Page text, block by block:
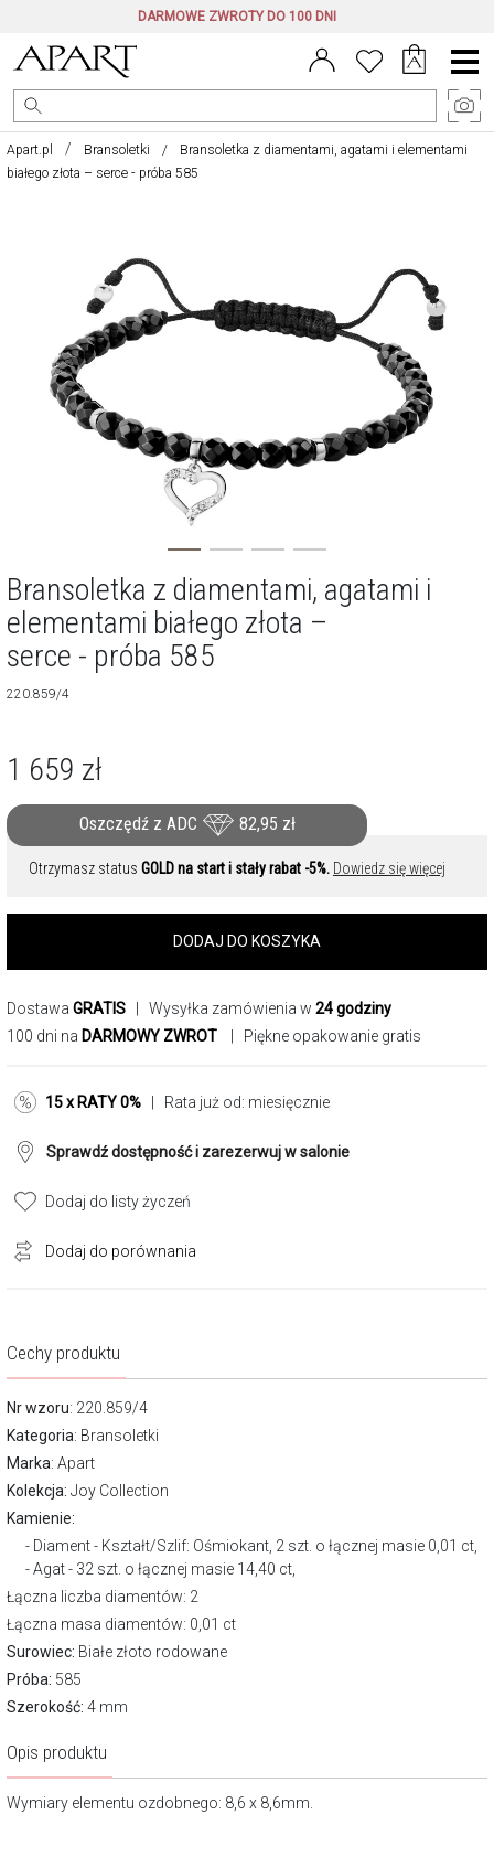
DARMOWE ZWROTY DO 100 DNI
Menu
główne
Apart.pl Bransoletki
Bransoletka z diamentami, agatami i elementami
białego złota – serce - próba 585
Bransoletka z diamentami, agatami i
elementami białego złota –
serce - próba 585
220.859/4
1 659 zł
Oszczędź z ADC 82,95 zł
Otrzymasz status GOLD na start i stały rabat -5%. Dowiedz się więcej
DODAJ DO KOSZYKA
Dostawa GRATIS | Wysyłka zamówienia w 24 godziny
100 dni na DARMOWY ZWROT | Piękne opakowanie gratis
15 x RATY 0% | Rata już od: miesięcznie
Sprawdź dostępność i zarezerwuj w salonie
Dodaj do listy życzeń
Dodaj do porównania
Cechy produktu
Nr wzoru: 220.859/4
Kategoria: Bransoletki
Marka: Apart
Kolekcja: Joy Collection
Kamienie:
Diament - Kształt/Szlif: Ośmiokant, 2 szt. o łącznej masie 0,01 ct,
Agat - 32 szt. o łącznej masie 14,40 ct,
Łączna liczba diamentów: 2
Łączna masa diamentów: 0,01 ct
Surowiec: Białe złoto rodowane
Próba: 585
Szerokość: 4 mm
Opis produktu
Wymiary elementu ozdobnego: 8,6 x 8,6mm.